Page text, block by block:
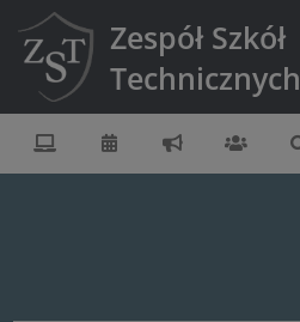
Zespół Szkół
Technicznych